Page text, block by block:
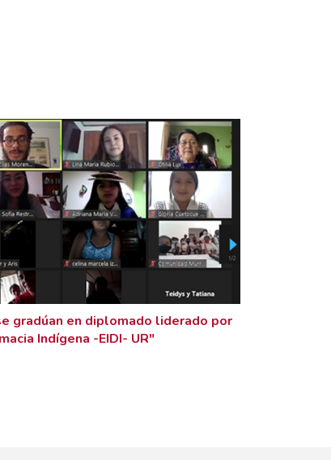
gradúan en diplomado liderado por
Indígena -EIDI- UR"